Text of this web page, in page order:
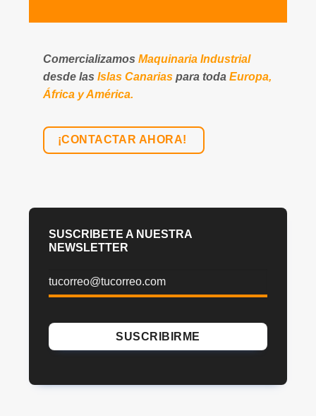
ComercializamosMaquinaria Industrial
desde lasIslas Canarias para todaEuropa,
África y América.
¡CONTACTAR AHORA!
SUSCRIBETE A NUESTRA
NEWSLETTER